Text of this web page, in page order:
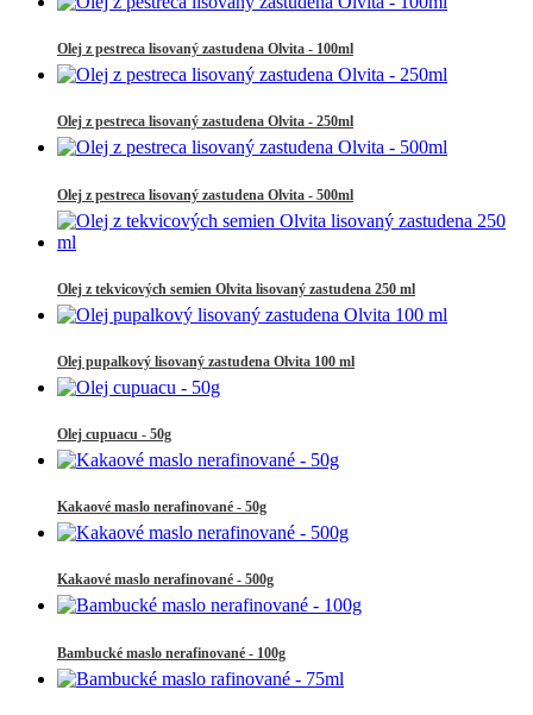
Olej z pestreca lisovaný zastudena Olvita - 100ml
Olej z pestreca lisovaný zastudena Olvita - 250ml
Olej z pestreca lisovaný zastudena Olvita - 500ml
Olej z tekvicových semien Olvita lisovaný zastudena 250 ml
Olej pupalkový lisovaný zastudena Olvita 100 ml
Olej cupuacu - 50g
Kakaové maslo nerafinované - 50g
Kakaové maslo nerafinované - 500g
Bambucké maslo nerafinované - 100g